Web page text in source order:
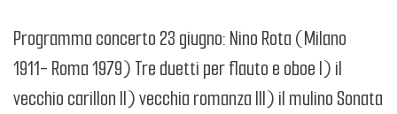
Programma concerto 23 giugno: Nino Rota (Milano
1911- Roma 1979) Tre duetti per flauto e oboe I) il
vecchio carillon II) vecchia romanza III) il mulino Sonata